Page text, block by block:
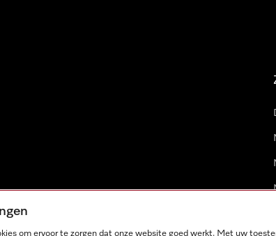
om ervoor te zorgen dat onze website goed werkt. Met uw